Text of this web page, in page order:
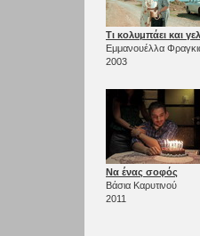
Τι κολυμπάει και
Εμμανουέλλα
2003
Να ένας σοφός
Βάσια Καρυτινού
2011